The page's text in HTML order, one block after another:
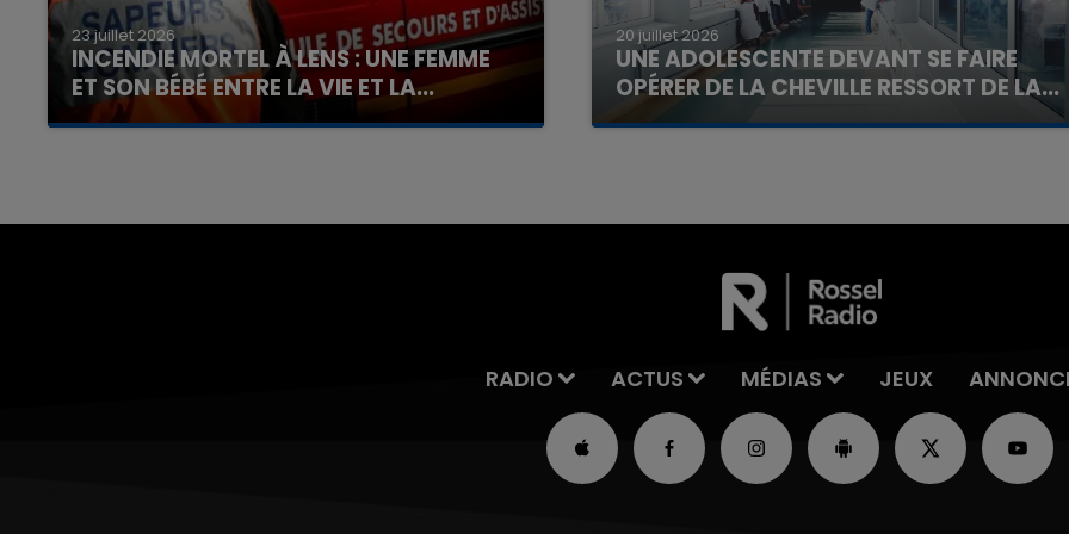
23 juillet 2026
INCENDIE MORTEL À LENS : UNE FEMME
ET SON BÉBÉ ENTRE LA VIE ET LA...
Un homme s'est immolé par le feu après avoir
20 juillet 2026
UNE ADOLESCENTE DEVANT SE FAIRE
OPÉRER DE LA CHEVILLE RESSORT DE LA...
La famille a porté plainte contre la clinique qui a
RADIO ACTUS MÉDIAS JEUX